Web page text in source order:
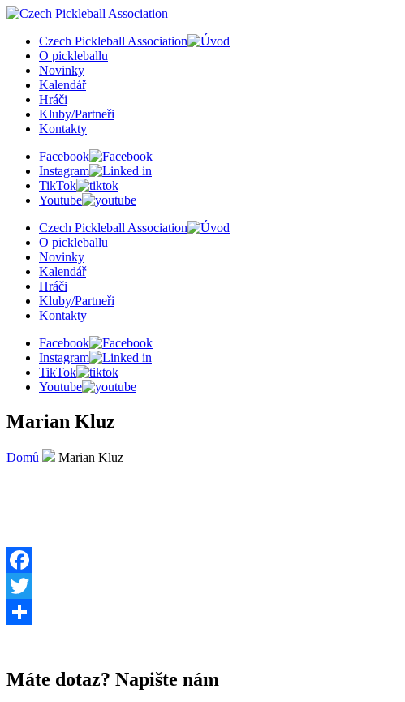
Czech Pickleball Association
O pickleballu
Novinky
Kalendář
Hráči
Kluby/Partneři
Kontakty
Facebook
Instagram
TikTok
Youtube
Czech Pickleball Association
O pickleballu
Novinky
Kalendář
Hráči
Kluby/Partneři
Kontakty
Facebook
Instagram
TikTok
Youtube
Marian Kluz
Domů Marian Kluz
Facebook
Twitter
Máte dotaz? Napište nám